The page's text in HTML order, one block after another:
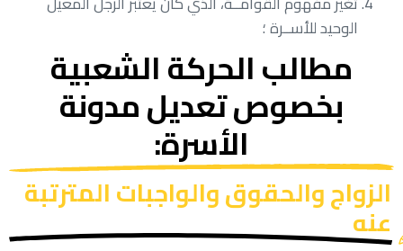
الوحيد للأســرة ؛
مطالب الحركة الشعبية
بخصوص تعديل مدونة
الأسرة:
الزواج والحقوق والواجبات المترتبة
عنه